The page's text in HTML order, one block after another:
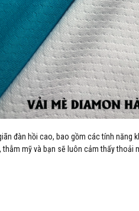
đàn hồi cao, bao gồm các tính năng
mỹ và bạn sẽ luôn cảm thấy thoải